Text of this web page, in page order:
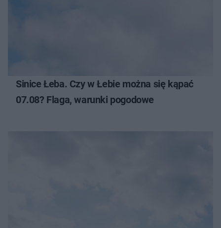
Sinice Łeba. Czy w Łebie można się kąpać
07.08? Flaga, warunki pogodowe